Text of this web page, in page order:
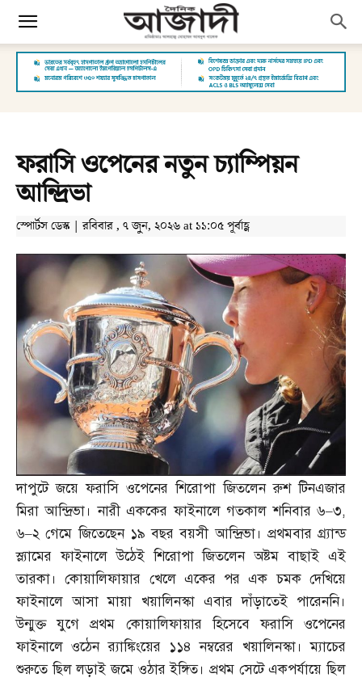
ফরাসি ওপেনের নতুন চ্যাম্পিয়ন
আন্দ্রিভা
স্পোর্টস ডেস্ক | রবিবার , ৭ জুন, ২০২৬ at ১১:০৫ পূর্বাহ্ণ
দাপুটে জয়ে ফরাসি ওপেনের শিরোপা জিতলেন রুশ টিনএজার
মিরা আন্দ্রিভা। নারী এককের ফাইনালে গতকাল শনিবার ৬–৩,
৬–২ গেমে জিতেছেন ১৯ বছর বয়সী আন্দ্রিভা। প্রথমবার গ্র্যান্ড
স্ল্যামের ফাইনালে উঠেই শিরোপা জিতলেন অষ্টম বাছাই এই
তারকা। কোয়ালিফায়ার খেলে একের পর এক চমক দেখিয়ে
ফাইনালে আসা মায়া খয়ালিনস্কা এবার দাঁড়াতেই পারেননি।
উন্মুক্ত যুগে প্রথম কোয়ালিফায়ার হিসেবে ফরাসি ওপেনের
ফাইনালে ওঠেন র‌্যাঙ্কিংয়ের ১১৪ নম্বরের খয়ালিনস্কা। ম্যাচের
শুরুতে ছিল লড়াই জমে ওঠার ইঙ্গিত। প্রথম সেটে একপর্যায়ে ছিল